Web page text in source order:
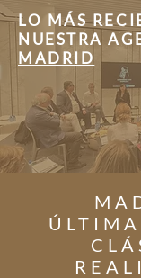
LO MÁS
NUESTRA
MADRID